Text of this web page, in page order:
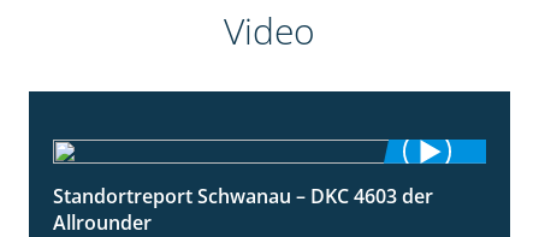
Video
1:17
Standortreport Schwanau – DKC 4603 der
Allrounder